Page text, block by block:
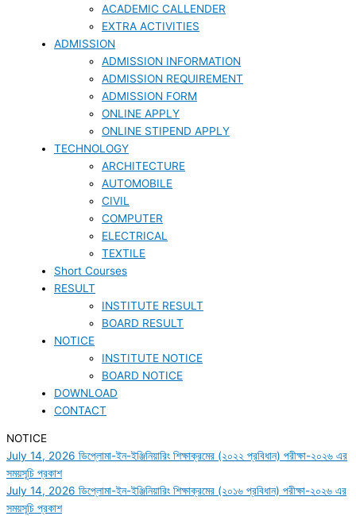
ACADEMIC CALLENDER
EXTRA ACTIVITIES
ADMISSION
ADMISSION INFORMATION
ADMISSION REQUIREMENT
ADMISSION FORM
ONLINE APPLY
ONLINE STIPEND APPLY
TECHNOLOGY
ARCHITECTURE
AUTOMOBILE
CIVIL
COMPUTER
ELECTRICAL
TEXTILE
Short Courses
RESULT
INSTITUTE RESULT
BOARD RESULT
NOTICE
INSTITUTE NOTICE
BOARD NOTICE
DOWNLOAD
CONTACT
NOTICE
July 14, 2026 ডিপ্লোমা-ইন-ইঞ্জিনিয়ারিং শিক্ষাক্রমের (২০২২ প্রবিধান) পরীক্ষা-২০২৬ এর
সময়সূচি প্রকাশ
July 14, 2026 ডিপ্লোমা-ইন-ইঞ্জিনিয়ারিং শিক্ষাক্রমের (২০১৬ প্রবিধান) পরীক্ষা-২০২৬ এর
সময়সূচি প্রকাশ